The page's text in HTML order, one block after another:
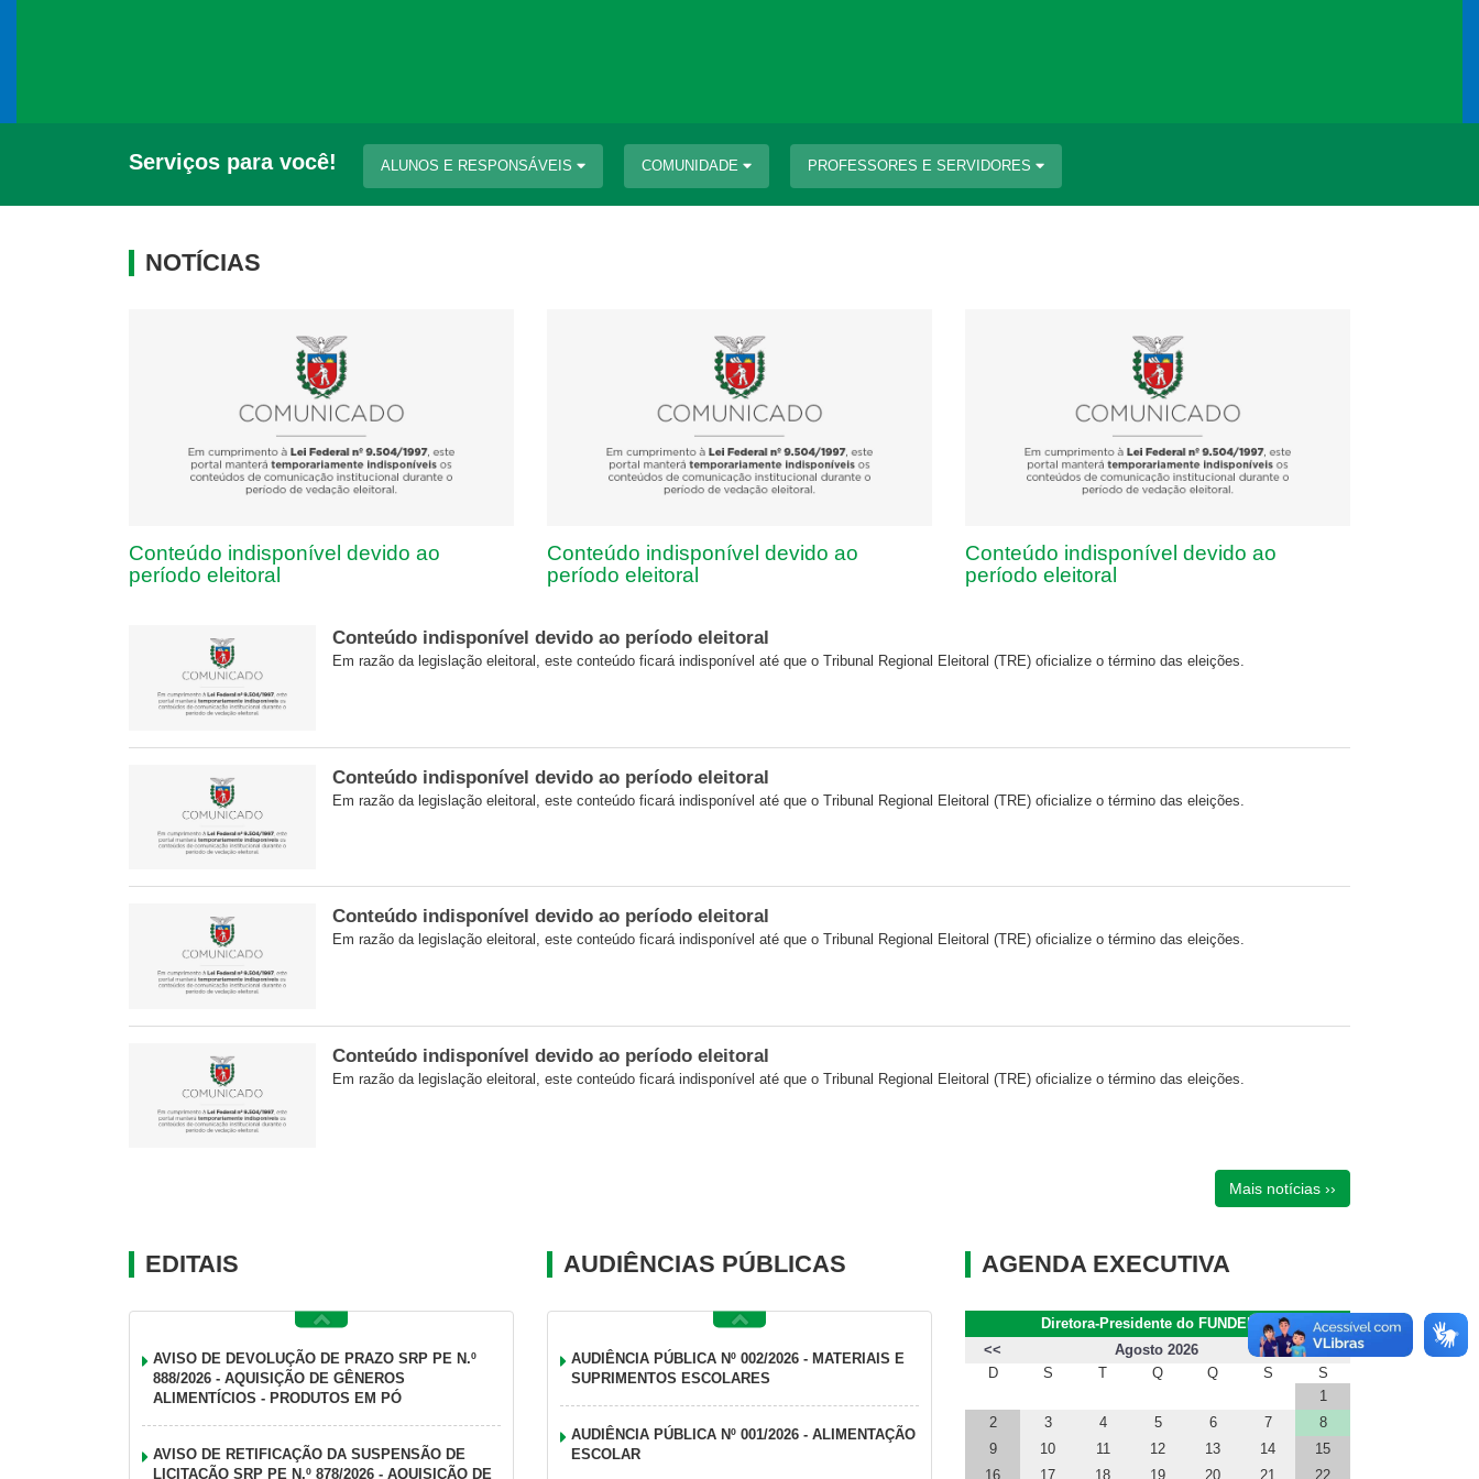
Serviços para você! ALUNOS E RESPONSÁVEIS COMUNIDADE PROFESSORES E SERVIDORES
NOTÍCIAS
Conteúdo indisponível devido ao
período eleitoral
Conteúdo indisponível devido ao
período eleitoral
Conteúdo indisponível devido ao
período eleitoral
Conteúdo indisponível devido ao período eleitoral
Em razão da legislação eleitoral, este conteúdo ficará indisponível até que o Tribunal Regional Eleitoral (TRE) oficialize o término das eleições.
Conteúdo indisponível devido ao período eleitoral
Em razão da legislação eleitoral, este conteúdo ficará indisponível até que o Tribunal Regional Eleitoral (TRE) oficialize o término das eleições.
Conteúdo indisponível devido ao período eleitoral
Em razão da legislação eleitoral, este conteúdo ficará indisponível até que o Tribunal Regional Eleitoral (TRE) oficialize o término das eleições.
Conteúdo indisponível devido ao período eleitoral
Em razão da legislação eleitoral, este conteúdo ficará indisponível até que o Tribunal Regional Eleitoral (TRE) oficialize o término das eleições.
Mais notícias ››
EDITAIS
AVISO DE DEVOLUÇÃO DE PRAZO SRP PE N.º
888/2026 - AQUISIÇÃO DE GÊNEROS
ALIMENTÍCIOS - PRODUTOS EM PÓ
AVISO DE RETIFICAÇÃO DA SUSPENSÃO DE
LICITAÇÃO SRP PE N.º 878/2026 - AQUISIÇÃO DE
AUDIÊNCIAS PÚBLICAS
AUDIÊNCIA PÚBLICA Nº 002/2026 - MATERIAIS E
SUPRIMENTOS ESCOLARES
AUDIÊNCIA PÚBLICA Nº 001/2026 - ALIMENTAÇÃO
ESCOLAR
AGENDA EXECUTIVA
Diretora-Presidente do FUNDEPAR
<<
Agosto 2026
>>
D
S T Q Q S
S
1
2
3 4 5 6 7
8
9
10 11 12 13 14
15
16
17 18 19 20 21
22